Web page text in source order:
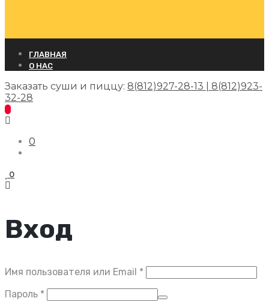
ГЛАВНАЯ
О НАС
Заказать суши и пиццу: 8(812)927-28-13 | 8(812)923-
32-28
0
0
Вход
Имя пользователя или Email *
Пароль *